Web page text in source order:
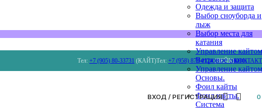
Тел: +7 (905) 80-33731 (КАЙТ)Тел: +7 (958) 879 4124(ВЕЙК)
ВХОД / РЕГИСТРАЦИЯ 0
Одежда и защита
Выбор сноуборда и
лыж
Выбор места для
катания
Управление
Ветровое окно.
Управление
Основы.
Фоил кайты
Фоил кайты.
Система